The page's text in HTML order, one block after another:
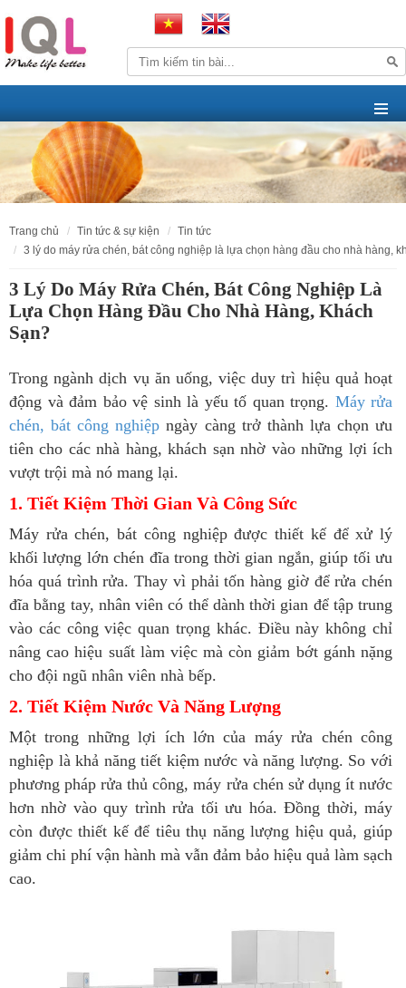
trang chủ tin tức & sự kiện
tin tức
3 lý do máy rửa chén, bát công nghiệp là lựa chọn hàng đầu cho nhà hàng,
3 Lý Do Máy Rửa Chén, Bát Công Nghiệp Là
Lựa Chọn Hàng Đầu Cho Nhà Hàng, Khách
Sạn?
Trong ngành dịch vụ ăn uống, việc duy trì hiệu quả hoạt
động và đảm bảo vệ sinh là yếu tố quan trọng. Máy rửa
chén, bát công nghiệp ngày càng trở thành lựa chọn ưu
tiên cho các nhà hàng, khách sạn nhờ vào những lợi ích
vượt trội mà nó mang lại.
1. Tiết Kiệm Thời Gian Và Công Sức
Máy rửa chén, bát công nghiệp được thiết kế để xử lý
khối lượng lớn chén đĩa trong thời gian ngắn, giúp tối ưu
hóa quá trình rửa. Thay vì phải tốn hàng giờ để rửa chén
đĩa bằng tay, nhân viên có thể dành thời gian để tập trung
vào các công việc quan trọng khác. Điều này không chỉ
nâng cao hiệu suất làm việc mà còn giảm bớt gánh nặng
cho đội ngũ nhân viên nhà bếp.
2. Tiết Kiệm Nước Và Năng Lượng
Một trong những lợi ích lớn của máy rửa chén công
nghiệp là khả năng tiết kiệm nước và năng lượng. So với
phương pháp rửa thủ công, máy rửa chén sử dụng ít nước
hơn nhờ vào quy trình rửa tối ưu hóa. Đồng thời, máy
còn được thiết kế để tiêu thụ năng lượng hiệu quả, giúp
giảm chi phí vận hành mà vẫn đảm bảo hiệu quả làm sạch
cao.